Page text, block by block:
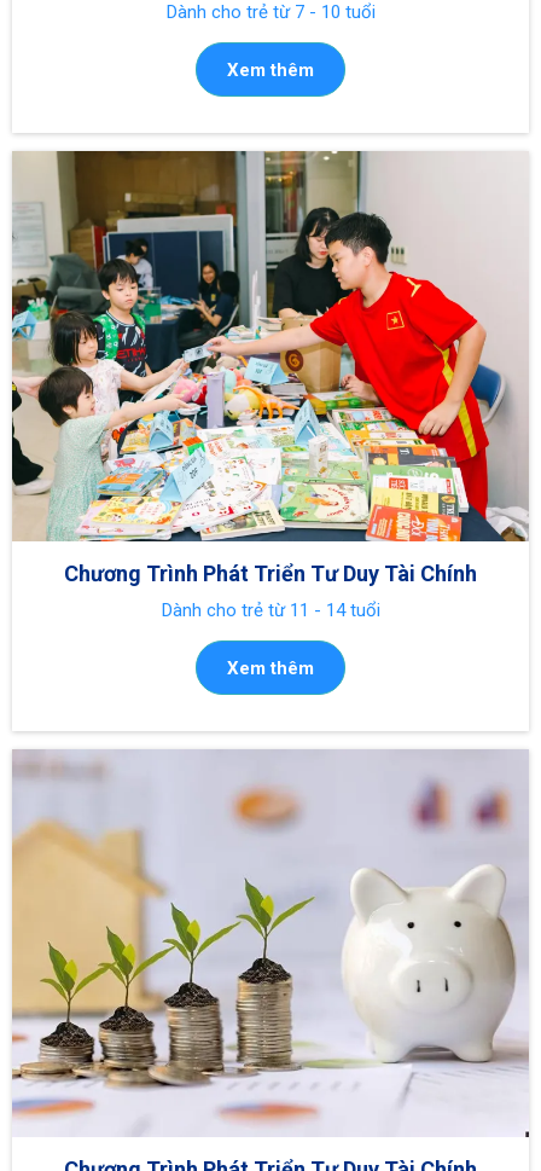
Dành cho trẻ từ 7 - 10 tuổi
Xem thêm
Chương Trình Phát Triển Tư Duy Tài Chính
Dành cho trẻ từ 11 - 14 tuổi
Xem thêm